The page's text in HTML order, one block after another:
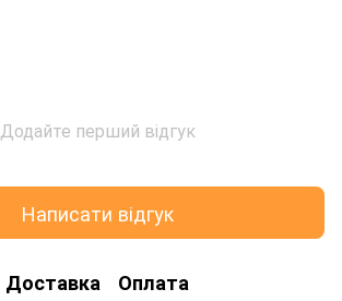
Додайте перший відгук
Написати відгук
Доставка Оплата